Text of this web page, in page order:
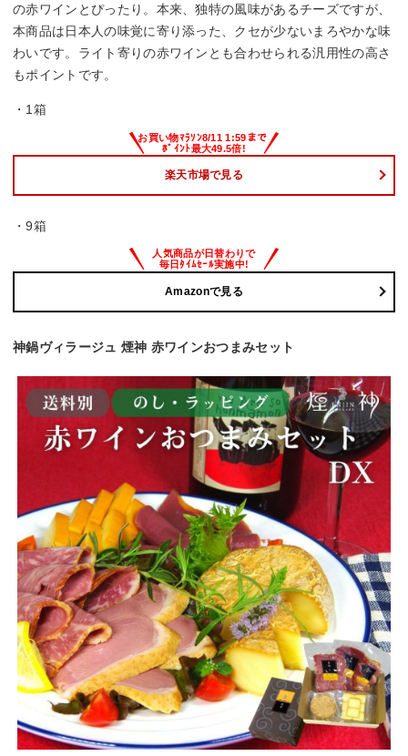
の赤ワインとぴったり。本来、独特の風味があるチーズですが、
本商品は日本人の味覚に寄り添った、クセが少ないまろやかな味
わいです。ライト寄りの赤ワインとも合わせられる汎用性の高さ
もポイントです。
・1箱
楽天市場で見る
・9箱
Amazonで見る
神鍋ヴィラージュ 煙神 赤ワインおつまみセット